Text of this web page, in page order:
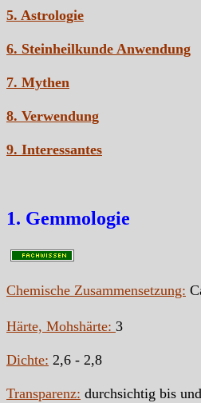
5. Astrologie
6. Steinheilkunde Anwendung
7. Mythen
8. Verwendung
9. Interessantes
1. Gemmologie
Chemische Zusammensetzung:
Härte, Mohshärte: 3
Dichte: 2,6 - 2,8
Transparenz: durchsichtig bis